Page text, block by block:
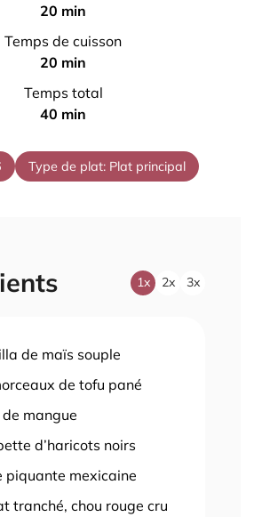
20 m
i
n
t
e
min
Temps de cuisson
20 m
n
t
e
min
Temps total
40 m
n
u
min
Type de plat: Plat principal
1x 2x 3x
de maïs souple
de tofu pané
mangue
d’haricots noirs
piquante mexicaine
tranché, chou rouge cru